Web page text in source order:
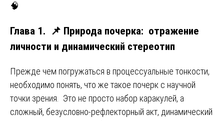
🧠
Глава 1. 📌 Природа почерка: отражение
личности и динамический стереотип
Прежде чем погружаться в процессуальные тонкости,
необходимо понять, что же такое почерк с научной
точки зрения. Это не просто набор каракулей, а
сложный, безусловно-рефлекторный акт, динамический